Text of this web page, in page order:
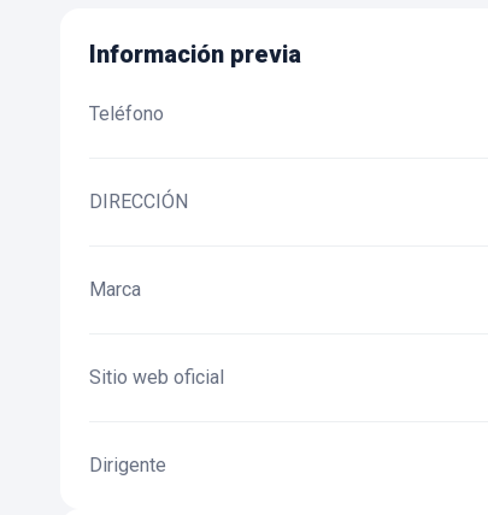
Información previa
Teléfono
DIRECCIÓN
Marca
Sitio web oficial
Dirigente